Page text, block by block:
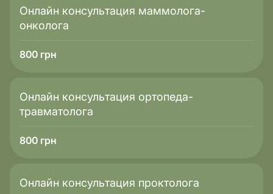
Онлайн консультация маммолога-
онколога
800 грн
Онлайн консультация ортопеда-
травматолога
800 грн
Онлайн консультация проктолога